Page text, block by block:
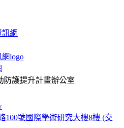
網
防護提升計畫辦公室
100號國際學術研究大樓8樓 (交